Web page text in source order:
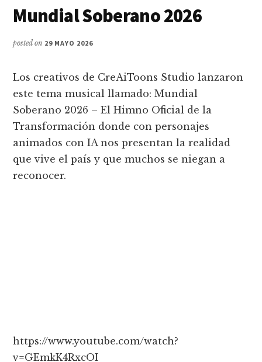
Mundial Soberano 2026
posted on 29 MAYO 2026
Los creativos de CreAiToons Studio lanzaron
este tema musical llamado: Mundial
Soberano 2026 – El Himno Oficial de la
Transformación donde con personajes
animados con IA nos presentan la realidad
que vive el país y que muchos se niegan a
reconocer.
https://www.youtube.com/watch?
v=GEmkK4RxcOI